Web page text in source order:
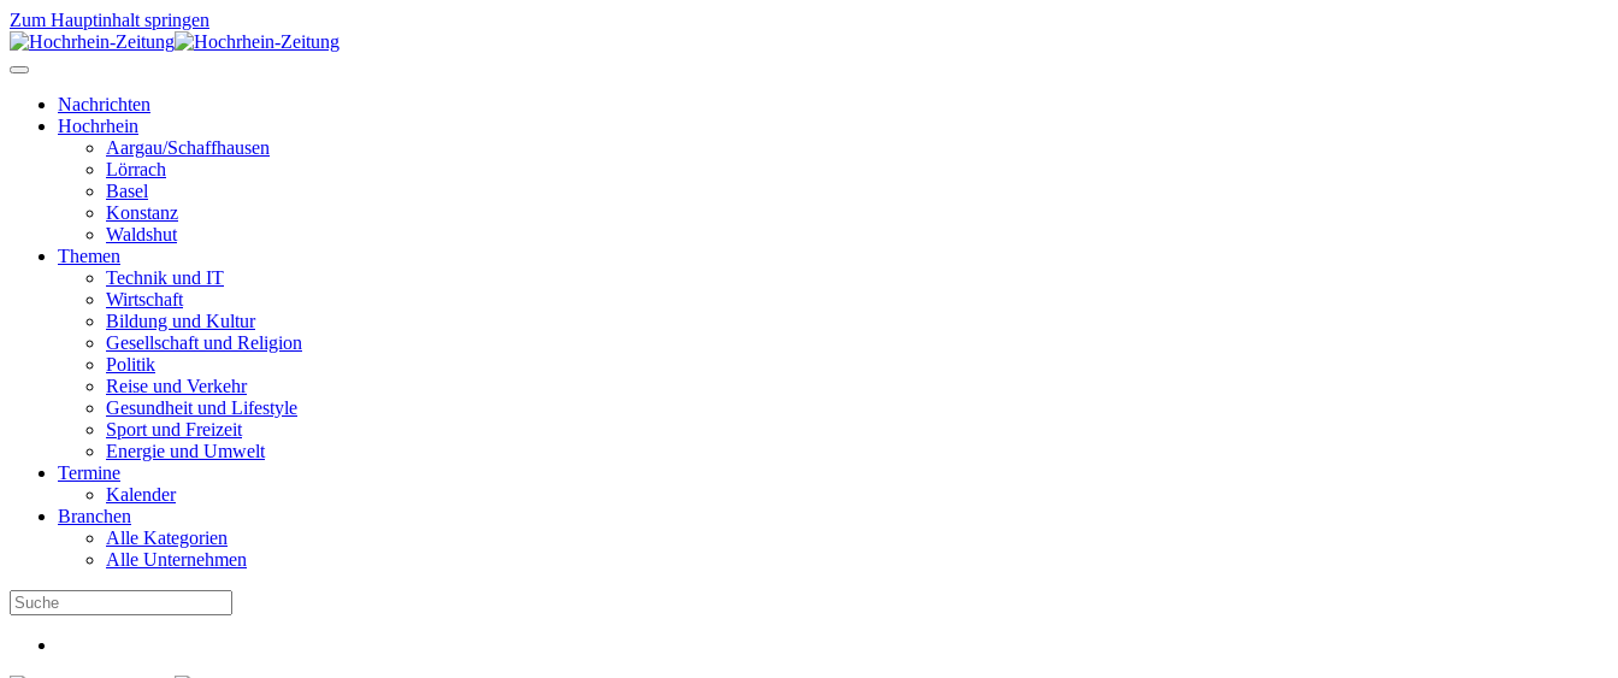
Zum Hauptinhalt springen
Nachrichten
Hochrhein
Aargau/Schaffhausen
Lörrach
Basel
Konstanz
Waldshut
Themen
Technik und IT
Wirtschaft
Bildung und Kultur
Gesellschaft und Religion
Politik
Reise und Verkehr
Gesundheit und Lifestyle
Sport und Freizeit
Energie und Umwelt
Termine
Kalender
Branchen
Alle Kategorien
Alle Unternehmen